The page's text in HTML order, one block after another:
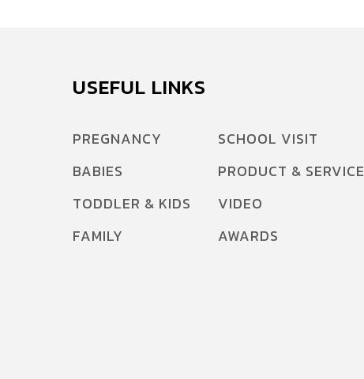
USEFUL LINKS
PREGNANCY
BABIES
TODDLER & KIDS
FAMILY
SCHOOL VISIT
PRODUCT & SERVICE
VIDEO
AWARDS